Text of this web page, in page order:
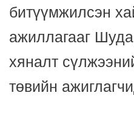
битүүмжилсэн
ажиллагааг
хяналт
төвийн